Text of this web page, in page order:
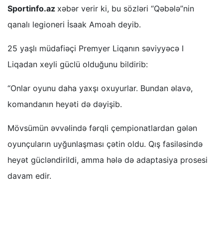
Sportinfo.az xəbər verir ki, bu sözləri “Qəbələ”nin
qanalı legioneri İsaak Amoah deyib.
25 yaşlı müdafiəçi Premyer Liqanın səviyyəcə I
Liqadan xeyli güclü olduğunu bildirib:
“Onlar oyunu daha yaxşı oxuyurlar. Bundan əlavə,
komandanın heyəti də dəyişib.
Mövsümün əvvəlində fərqli çempionatlardan gələn
oyunçuların uyğunlaşması çətin oldu. Qış fasiləsində
heyət gücləndirildi, amma hələ də adaptasiya prosesi
davam edir.